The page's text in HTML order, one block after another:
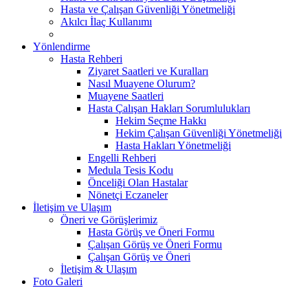
Hasta ve Çalışan Güvenliği Yönetmeliği
Akılcı İlaç Kullanımı
Yönlendirme
Hasta Rehberi
Ziyaret Saatleri ve Kuralları
Nasıl Muayene Olurum?
Muayene Saatleri
Hasta Çalışan Hakları Sorumlulukları
Hekim Seçme Hakkı
Hekim Çalışan Güvenliği Yönetmeliği
Hasta Hakları Yönetmeliği
Engelli Rehberi
Medula Tesis Kodu
Önceliği Olan Hastalar
Nönetçi Eczaneler
İletişim ve Ulaşım
Öneri ve Görüşlerimiz
Hasta Görüş ve Öneri Formu
Çalışan Görüş ve Öneri Formu
Çalışan Görüş ve Öneri
İletişim & Ulaşım
Foto Galeri